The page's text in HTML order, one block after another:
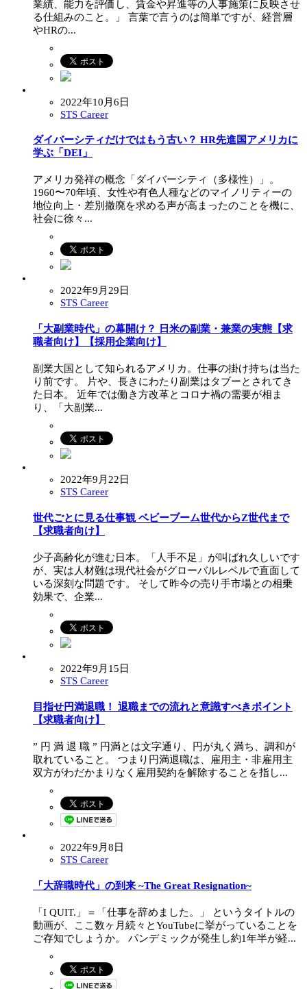
業績、能力を評価し、賃金や昇進等の人事施策に反映させ
る仕組みのこと。」 言葉で言うのは簡単ですが、経営層
やHRの...
2022年10月6日
STS Career
ダイバーシティだけではもう古い？ HR先進国アメリカに
学ぶ「DEI」
アメリカ発祥の概念「ダイバーシティ（多様性）」。
1960〜70年頃、女性や有色人種などのマイノリティーの
地位向上・差別撤廃を求める声が高まったのことを機に、
社会に徐々...
2022年9月29日
STS Career
「大副業時代」の幕開け？ 日米の副業・兼業の実態【求
職者向け】【採用企業向け】
副業大国として知られるアメリカ。仕事の掛け持ちは当た
り前です。 片や、長きにわたり副業はタブーとされてき
た日本。 近年では働き方改革とコロナ禍の需要が相ま
り、「大副業...
2022年9月22日
STS Career
世代ごとに見る仕事観 ベビーブーム世代からZ世代まで
【求職者向け】
少子高齢化が進む日本。「人手不足」が叫ばれ久しいです
が、実は人材難は現代社会がグローバルレベルで直面して
いる深刻な問題です。 そして昨今の売り手市場との相乗
効果で、企業...
2022年9月15日
STS Career
目指せ円満退職！ 退職までの流れと意識すべきポイント
【求職者向け】
” 円 満 退 職 ” 円満とは文字通り、円が丸く満ち、調和が
取れていること。 つまり円満退職は、雇用主・非雇用主
双方がわだかまりなく雇用契約を解除することを指し...
2022年9月8日
STS Career
「大辞職時代」の到来 ~The Great Resignation~
「I QUIT.」＝「仕事を辞めました。」 というタイトルの
動画が、ここ数ヶ月続々とYouTubeに挙がっていることを
ご存知でしょうか。 パンデミックが発生し約1年半が経...